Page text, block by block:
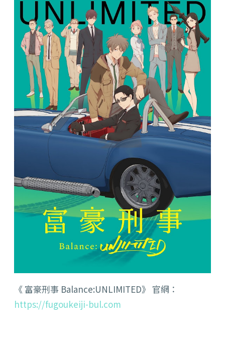
《 富豪刑事 Balance:UNLIMITED》 官網：
https://fugoukeiji-bul.com